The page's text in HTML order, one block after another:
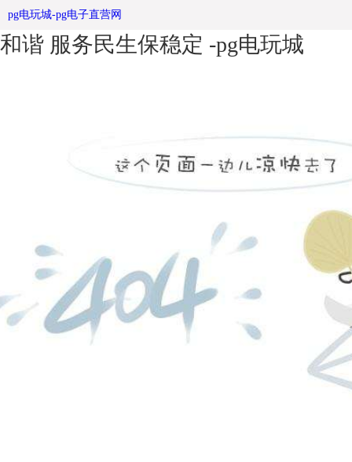
潍坊市高新区弘扬法社区宣传栏治促
和谐 服务民生保稳定 -pg电玩城
pg电玩城-pg电子直营网